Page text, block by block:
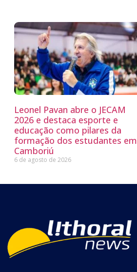
Leonel Pavan abre o JECAM
2026 e destaca esporte e
educação como pilares da
formação dos estudantes em
Camboriú
6 de agosto de 2026